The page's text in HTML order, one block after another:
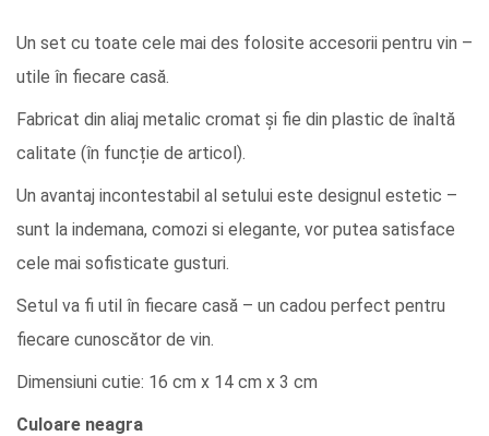
Un set cu toate cele mai des folosite accesorii pentru vin –
utile în fiecare casă.
Fabricat din aliaj metalic cromat și fie din plastic de înaltă
calitate (în funcție de articol).
Un avantaj incontestabil al setului este designul estetic –
sunt la indemana, comozi si elegante, vor putea satisface
cele mai sofisticate gusturi.
Setul va fi util în fiecare casă – un cadou perfect pentru
fiecare cunoscător de vin.
Dimensiuni cutie: 16 cm x 14 cm x 3 cm
Culoare neagra